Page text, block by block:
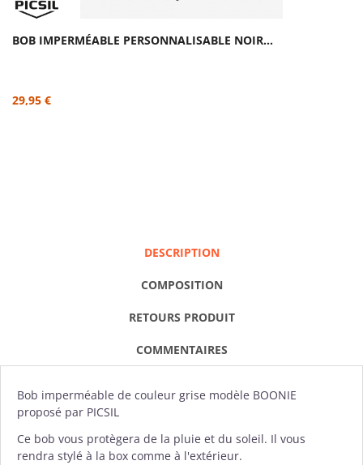
BOB IMPERMÉABLE PERSONNALISABLE NOIR...
29,95 €
DESCRIPTION
COMPOSITION
RETOURS PRODUIT
COMMENTAIRES
Bob imperméable de couleur grise modèle BOONIE
proposé par PICSIL
Ce bob vous protègera de la pluie et du soleil. Il vous
rendra stylé à la box comme à l'extérieur.